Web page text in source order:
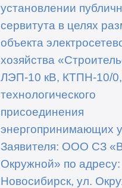
установлении
сервитута в целях
объекта
хозяйства
ЛЭП-10 кВ, КТПН-10/
технологического
присоединения
энергопринимающих
Заявителя: ООО СЗ
Окружной» по адресу:
Новосибирск, ул.